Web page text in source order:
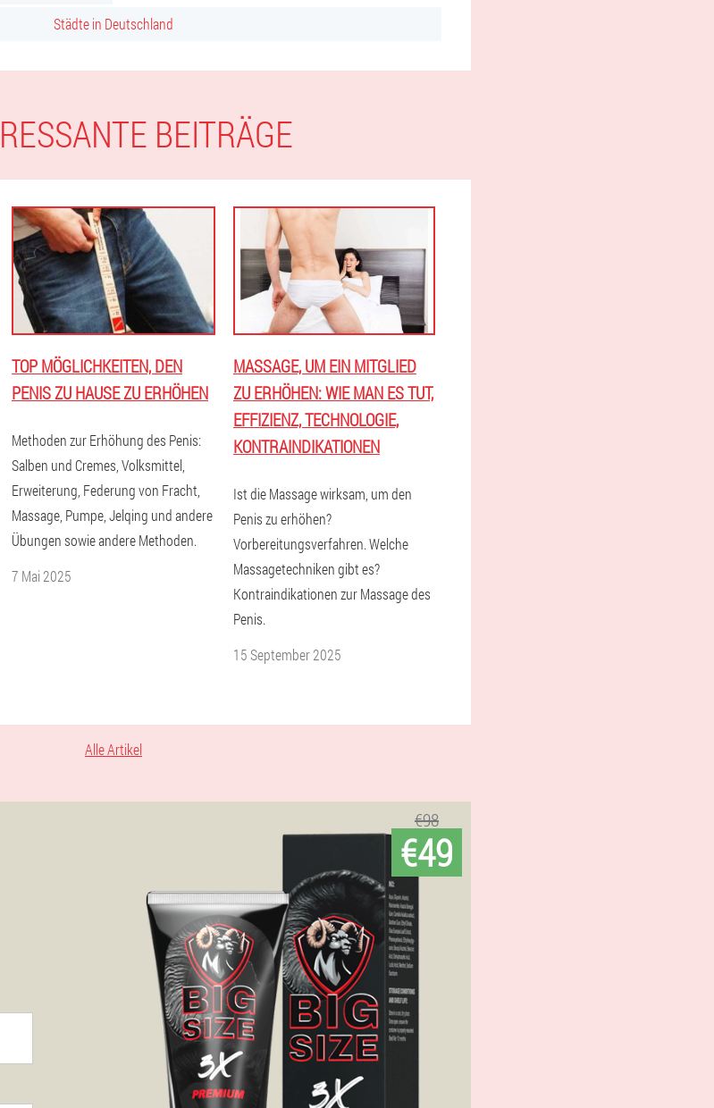
Städte in Deutschland
BEITRÄGE
TOP MÖGLICHKEITEN, DEN
PENIS ZU HAUSE ZU ERHÖHEN
Methoden zur Erhöhung des Penis:
Salben und Cremes, Volksmittel,
Erweiterung, Federung von Fracht,
Massage, Pumpe, Jelqing und andere
Übungen sowie andere Methoden.
7 Mai 2025
MASSAGE, UM EIN MITGLIED
ZU ERHÖHEN: WIE MAN ES TUT,
EFFIZIENZ, TECHNOLOGIE,
KONTRAINDIKATIONEN
Ist die Massage wirksam, um den
Penis zu erhöhen?
Vorbereitungsverfahren. Welche
Massagetechniken gibt es?
Kontraindikationen zur Massage des
Penis.
15 September 2025
Alle Artikel
€98
€49